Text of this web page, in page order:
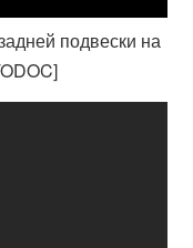
подвески на